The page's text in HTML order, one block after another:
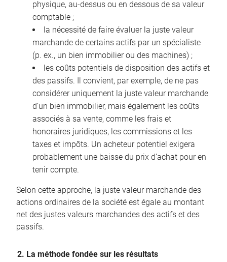
physique, au-dessus ou en dessous de sa valeur
comptable ;
la nécessité de faire évaluer la juste valeur
marchande de certains actifs par un spécialiste
(p. ex., un bien immobilier ou des machines) ;
les coûts potentiels de disposition des actifs et
des passifs. Il convient, par exemple, de ne pas
considérer uniquement la juste valeur marchande
d’un bien immobilier, mais également les coûts
associés à sa vente, comme les frais et
honoraires juridiques, les commissions et les
taxes et impôts. Un acheteur potentiel exigera
probablement une baisse du prix d’achat pour en
tenir compte.
Selon cette approche, la juste valeur marchande des
actions ordinaires de la société est égale au montant
net des justes valeurs marchandes des actifs et des
passifs.
2. La méthode fondée sur les résultats